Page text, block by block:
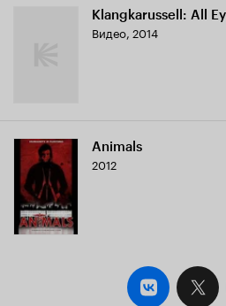
Klangkarussell: All
Видео, 2014
Animals
2012